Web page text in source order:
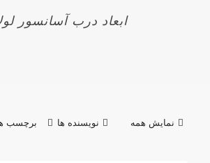
ابعاد درب آسانسور
برچسب نویسنده ها نمایش همه